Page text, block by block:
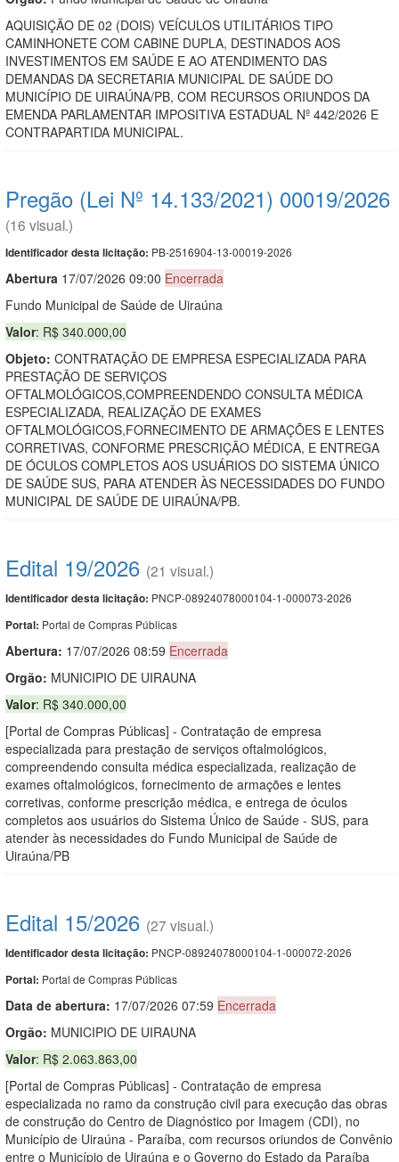
AQUISIÇÃO DE 02 (DOIS) VEÍCULOS UTILITÁRIOS TIPO
CAMINHONETE COM CABINE DUPLA, DESTINADOS AOS
INVESTIMENTOS EM SAÚDE E AO ATENDIMENTO DAS
DEMANDAS DA SECRETARIA MUNICIPAL DE SAÚDE DO
MUNICÍPIO DE UIRAÚNA/PB, COM RECURSOS ORIUNDOS DA
EMENDA PARLAMENTAR IMPOSITIVA ESTADUAL Nº 442/2026 E
CONTRAPARTIDA MUNICIPAL.
Pregão (Lei Nº 14.133/2021) 00019/2026
(16 visual.)
Identificador desta licitação: PB-2516904-13-00019-2026
Abertura 17/07/2026 09:00 Encerrada
Fundo Municipal de Saúde de Uiraúna
Valor: R$ 340.000,00
Objeto: CONTRATAÇÃO DE EMPRESA ESPECIALIZADA PARA
PRESTAÇÃO DE SERVIÇOS
OFTALMOLÓGICOS,COMPREENDENDO CONSULTA MÉDICA
ESPECIALIZADA, REALIZAÇÃO DE EXAMES
OFTALMOLÓGICOS,FORNECIMENTO DE ARMAÇÕES E LENTES
CORRETIVAS, CONFORME PRESCRIÇÃO MÉDICA, E ENTREGA
DE ÓCULOS COMPLETOS AOS USUÁRIOS DO SISTEMA ÚNICO
DE SAÚDE SUS, PARA ATENDER ÀS NECESSIDADES DO FUNDO
MUNICIPAL DE SAÚDE DE UIRAÚNA/PB.
Edital 19/2026 (21 visual.)
Identificador desta licitação: PNCP-08924078000104-1-000073-2026
Portal: Portal de Compras Públicas
Abertura: 17/07/2026 08:59 Encerrada
Orgão: MUNICIPIO DE UIRAUNA
Valor: R$ 340.000,00
[Portal de Compras Públicas] - Contratação de empresa
especializada para prestação de serviços oftalmológicos,
compreendendo consulta médica especializada, realização de
exames oftalmológicos, fornecimento de armações e lentes
corretivas, conforme prescrição médica, e entrega de óculos
completos aos usuários do Sistema Único de Saúde - SUS, para
atender às necessidades do Fundo Municipal de Saúde de
Uiraúna/PB
Edital 15/2026 (27 visual.)
Identificador desta licitação: PNCP-08924078000104-1-000072-2026
Portal: Portal de Compras Públicas
Data de abertura: 17/07/2026 07:59 Encerrada
Orgão: MUNICIPIO DE UIRAUNA
Valor: R$ 2.063.863,00
[Portal de Compras Públicas] - Contratação de empresa
especializada no ramo da construção civil para execução das obras
de construção do Centro de Diagnóstico por Imagem (CDI), no
Município de Uiraúna - Paraíba, com recursos oriundos de Convênio
entre o Município de Uiraúna e o Governo do Estado da Paraíba